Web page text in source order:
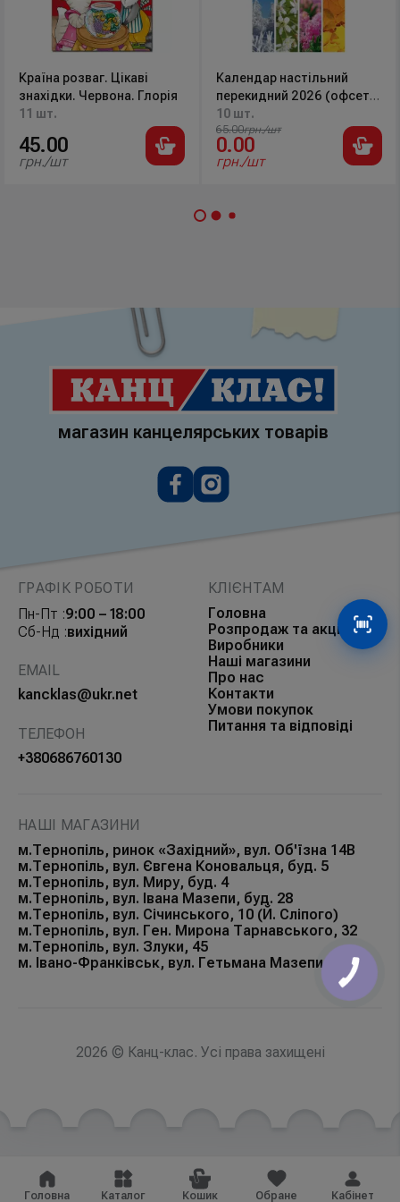
Країна розваг. Цікаві
знахідки. Червона. Глорія
11 шт.
45.00
грн./шт
Календар настільний
перекидний 2026 (офсет
60г/м2) BM.2104
10 шт.
65.00грн./шт
0.00
грн./шт
магазин канцелярських товарів
ГРАФІК РОБОТИ
Пн-Пт :9:00 – 18:00
Сб-Нд :вихідний
EMAIL
kancklas@ukr.net
ТЕЛЕФОН
+380686760130
КЛІЄНТАМ
Головна
Розпродаж та акції
Виробники
Наші магазини
Про нас
Контакти
Умови покупок
Питання та відповіді
НАШІ МАГАЗИНИ
м.Тернопіль, ринок «Західний», вул. Об'їзна 14В
м.Тернопіль, вул. Євгена Коновальця, буд. 5
м.Тернопіль, вул. Миру, буд. 4
м.Тернопіль, вул. Івана Мазепи, буд. 28
м.Тернопіль, вул. Січинського, 10 (Й. Сліпого)
м.Тернопіль, вул. Ген. Мирона Тарнавського, 32
м.Тернопіль, вул. Злуки, 45
м. Івано-Франківськ, вул. Гетьмана Мазепи, 168Б
2026 © Канц-клас. Усі права захищені
Головна Каталог Кошик Обране Кабінет
КНОПКА
ЗВ'ЯЗКУ